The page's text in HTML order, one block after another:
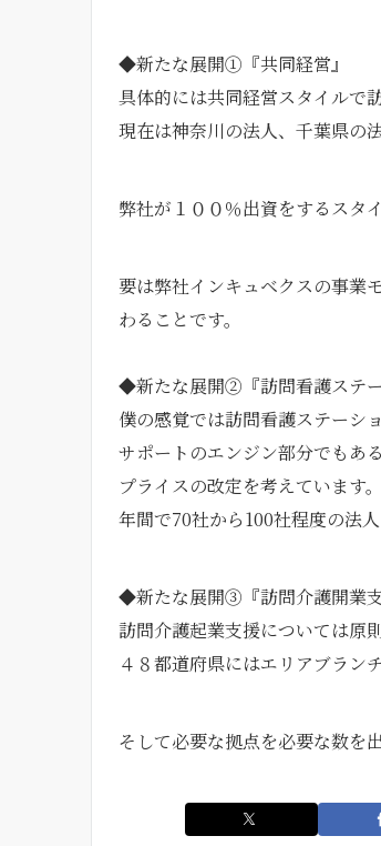
◆新たな展開①『共同経営』
具体的には共同経営スタイルで
現在は神奈川の法人、千葉県の
弊社が１００％出資をするスタイ
要は弊社インキュベクスの事業
わることです。
◆新たな展開②『訪問看護ステー
僕の感覚では訪問看護ステーシ
サポートのエンジン部分でもあ
プライスの改定を考えています。
年間で70社から100社程度の法
◆新たな展開③『訪問介護開業支
訪問介護起業支援については原
４８都道府県にはエリアブランチ
そして必要な拠点を必要な数を